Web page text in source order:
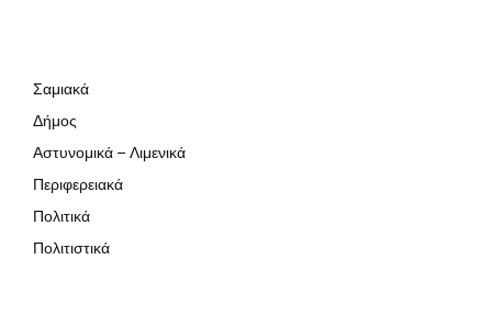
Σαμιακά
Δήμος
Αστυνομικά – Λιμενικά
Περιφερειακά
Πολιτικά
Πολιτιστικά